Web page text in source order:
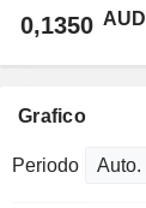
0,1350 AUD
Grafico
Periodo